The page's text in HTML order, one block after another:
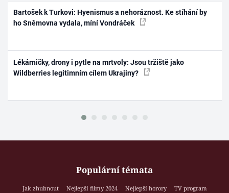
Bartošek k Turkovi: Hyenismus a nehoráznost. Ke stíhání by
ho Sněmovna vydala, míní Vondráček
Lékárničky, drony i pytle na mrtvoly: Jsou tržiště jako
Wildberries legitimním cílem Ukrajiny?
Populární témata
Jak zhubnout Nejlepší filmy 2024 Nejlepší horory
TV program